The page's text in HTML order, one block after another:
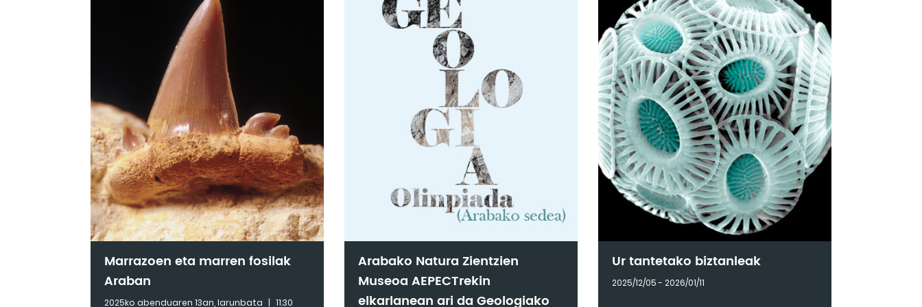
Marrazoen eta marren fosilak
Araban
2025ko abenduaren 13an, larunbata | 11:30
Arabako Natura Zientzien
Museoa AEPECTrekin
elkarlanean ari da Geologiako
Ur tantetako biztanleak
2025/12/05 - 2026/01/11